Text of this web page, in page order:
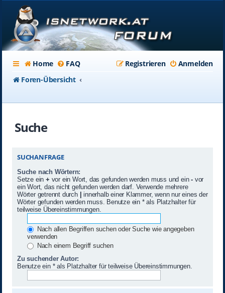
Home FAQ Anmelden
Registrieren
Foren-Übersicht
Suche
SUCHANFRAGE
Suche nach Wörtern:
Setze ein + vor ein Wort, das gefunden werden muss und ein-vor
ein Wort, das nicht gefunden werden darf. Verwende mehrere
Wörter getrennt durch | innerhalb einer Klammer, wenn nur eines der
Wörter gefunden werden muss. Benutze ein * als Platzhalter für
teilweise Übereinstimmungen.
Nach allen Begriffen suchen oder Suche wie angegeben
verwenden
Nach einem Begriff suchen
Zu suchender Autor:
Benutze ein * als Platzhalter für teilweise Übereinstimmungen.